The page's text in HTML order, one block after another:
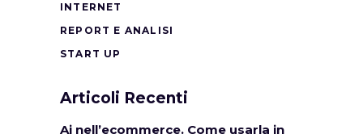
INTERNET
REPORT E ANALISI
START UP
Articoli Recenti
Ai nell’ecommerce. Come usarla in